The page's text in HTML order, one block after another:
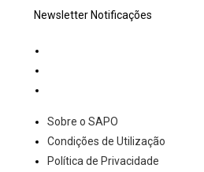
Newsletter Notificações
Sobre o SAPO
Condições de Utilização
Política de Privacidade